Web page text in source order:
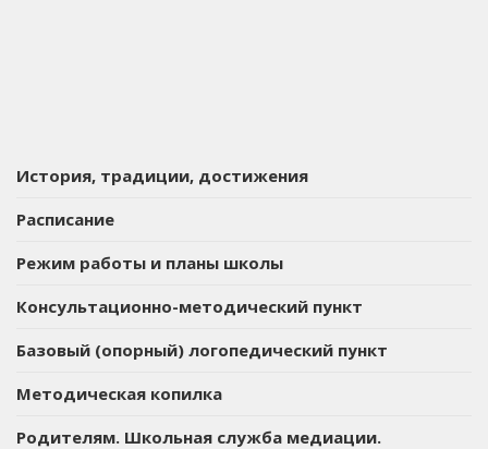
История, традиции, достижения
Расписание
Режим работы и планы школы
Консультационно-методический пункт
Базовый (опорный) логопедический пункт
Методическая копилка
Родителям. Школьная служба медиации.